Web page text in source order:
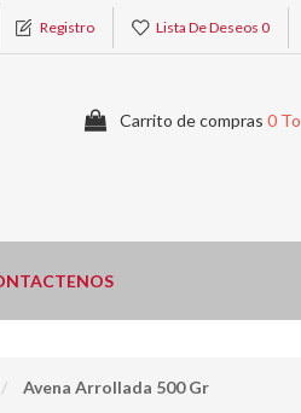
Registro Lista De Deseos 0
Carrito de compras 0
Avena Arrollada 500 Gr